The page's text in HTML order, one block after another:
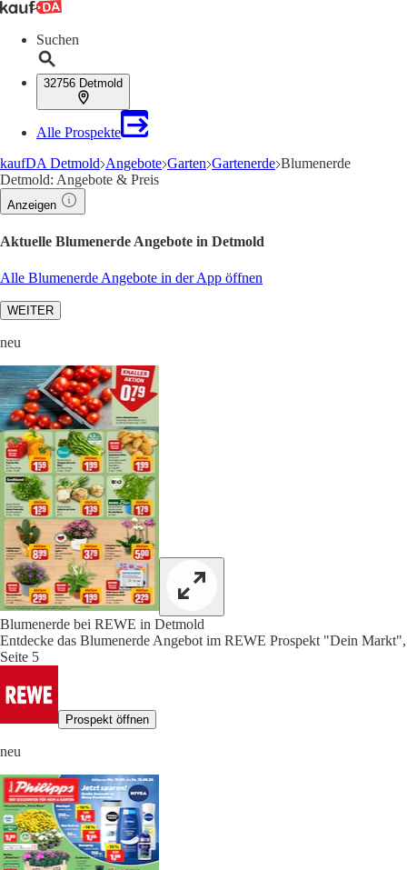
Suchen
32756 Detmold
Alle Prospekte
kaufDA Detmold Angebote Garten Gartenerde Blumenerde
Detmold: Angebote & Preis
Anzeigen
Aktuelle Blumenerde Angebote in Detmold
Alle Blumenerde Angebote in der App öffnen
WEITER
neu
Blumenerde bei REWE in Detmold
Entdecke das Blumenerde Angebot im REWE Prospekt "Dein Markt",
Seite 5
Prospekt öffnen
neu